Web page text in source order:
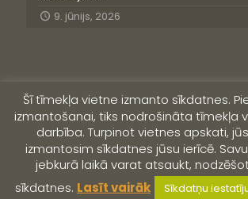
9. jūnijs, 2026
© 2019 Valmieras Viestura
Šī tīmekļa vietne izmanto sīkdatnes.
izmantošanai, tiks nodrošināta tīmekļa
darbība. Turpinot vietnes apskati,
izmantosim sīkdatnes jūsu ierīcē.
jebkurā laikā varat atsaukt,
sīkdatnes. Lasīt vairāk Sīkdatņu